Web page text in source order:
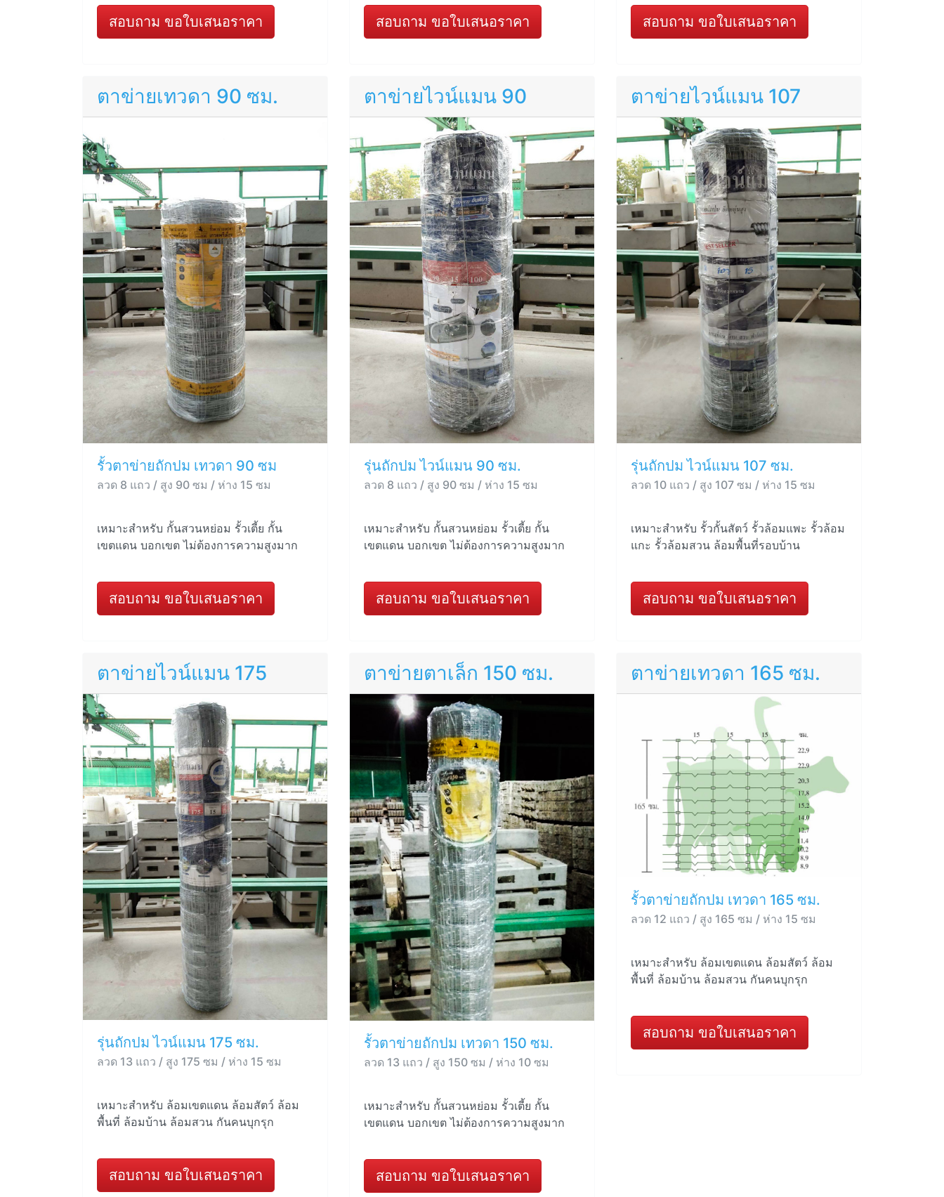
สอบถาม ขอใบเสนอราคา สอบถาม ขอใบเสนอราคา สอบถาม ขอใบเสนอราคา
ตาข่ายเทวดา 90 ซม.
รั้วตาข่ายถักปม เทวดา 90 ซม
ลวด 8 แถว / สูง 90 ซม / ห่าง 15 ซม
เหมาะสำหรับ กั้นสวนหย่อม รั้วเตี้ย กั้น
เขตแดน บอกเขต ไม่ต้องการความสูงมาก
สอบถาม ขอใบเสนอราคา
ตาข่ายไวน์แมน 90
รุ่นถักปม ไวน์แมน 90 ซม.
ลวด 8 แถว / สูง 90 ซม / ห่าง 15 ซม
เหมาะสำหรับ กั้นสวนหย่อม รั้วเตี้ย กั้น
เขตแดน บอกเขต ไม่ต้องการความสูงมาก
สอบถาม ขอใบเสนอราคา
ตาข่ายไวน์แมน 107
รุ่นถักปม ไวน์แมน 107 ซม.
ลวด 10 แถว / สูง 107 ซม / ห่าง 15 ซม
เหมาะสำหรับ รั้วกั้นสัตว์ รั้วล้อมแพะ รั้วล้อม
แกะ รั้วล้อมสวน ล้อมพื้นที่รอบบ้าน
สอบถาม ขอใบเสนอราคา
ตาข่ายไวน์แมน 175
รุ่นถักปม ไวน์แมน 175 ซม.
ลวด 13 แถว / สูง 175 ซม / ห่าง 15 ซม
เหมาะสำหรับ ล้อมเขตแดน ล้อมสัตว์ ล้อม
พื้นที่ ล้อมบ้าน ล้อมสวน กันคนบุกรุก
สอบถาม ขอใบเสนอราคา
ตาข่ายตาเล็ก 150 ซม.
รั้วตาข่ายถักปม เทวดา 150 ซม.
ลวด 13 แถว / สูง 150 ซม / ห่าง 10 ซม
เหมาะสำหรับ กั้นสวนหย่อม รั้วเตี้ย กั้น
เขตแดน บอกเขต ไม่ต้องการความสูงมาก
สอบถาม ขอใบเสนอราคา
ตาข่ายเทวดา 165 ซม.
รั้วตาข่ายถักปม เทวดา 165 ซม.
ลวด 12 แถว / สูง 165 ซม / ห่าง 15 ซม
เหมาะสำหรับ ล้อมเขตแดน ล้อมสัตว์ ล้อม
พื้นที่ ล้อมบ้าน ล้อมสวน กันคนบุกรุก
สอบถาม ขอใบเสนอราคา